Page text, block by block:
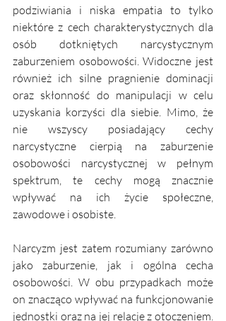
podziwiania i niska empatia to tylko
niektóre z cech charakterystycznych dla
osób dotkniętych narcystycznym
zaburzeniem osobowości. Widoczne jest
również ich silne pragnienie dominacji
oraz skłonność do manipulacji w celu
uzyskania korzyści dla siebie. Mimo, że
nie wszyscy posiadający cechy
narcystyczne cierpią na zaburzenie
osobowości narcystycznej w pełnym
spektrum, te cechy mogą znacznie
wpływać na ich życie społeczne,
zawodowe i osobiste.
Narcyzm jest zatem rozumiany zarówno
jako zaburzenie, jak i ogólna cecha
osobowości. W obu przypadkach może
on znacząco wpływać na funkcjonowanie
jednostki oraz na jej relacje z otoczeniem.